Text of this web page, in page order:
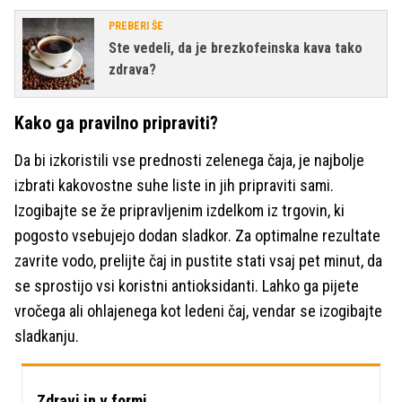
PREBERI ŠE
Ste vedeli, da je brezkofeinska kava tako
zdrava?
Kako ga pravilno pripraviti?
Da bi izkoristili vse prednosti zelenega čaja, je najbolje
izbrati kakovostne suhe liste in jih pripraviti sami.
Izogibajte se že pripravljenim izdelkom iz trgovin, ki
pogosto vsebujejo dodan sladkor. Za optimalne rezultate
zavrite vodo, prelijte čaj in pustite stati vsaj pet minut, da
se sprostijo vsi koristni antioksidanti. Lahko ga pijete
vročega ali ohlajenega kot ledeni čaj, vendar se izogibajte
sladkanju.